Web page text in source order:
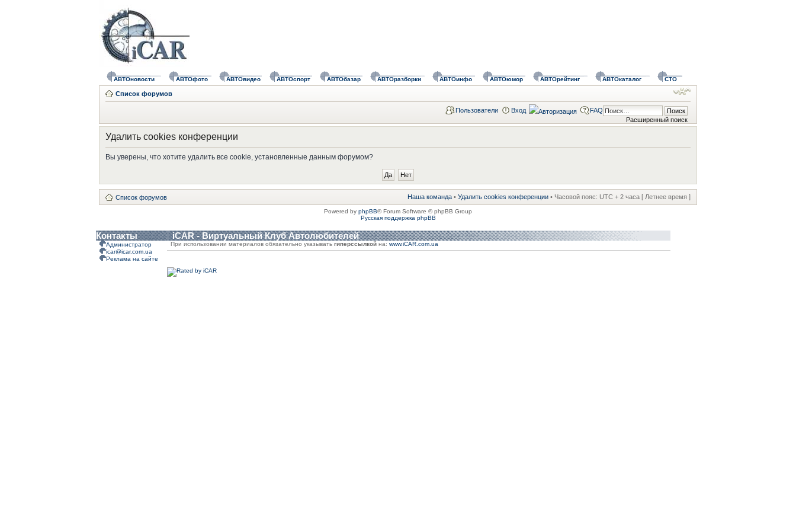
АВТОновости АВТОфото АВТОвидео АВТОспорт АВТОбазар АВТОразборки АВТОинфо АВТОюмор АВТОрейтинг АВТОкаталог СТО
Список форумов
Расширенный поиск
Пользователи Вход FAQ
Удалить cookies конференции
Вы уверены, что хотите удалить все cookie, установленные данным форумом?
Список форумов Наша команда • Удалить cookies конференции • Часовой пояс: UTC + 2 часа [ Летнее время ]
Powered by phpBB® Forum Software © phpBB Group
Русская поддержка phpBB
Контакты iCAR - Виртуальный Клуб Автолюбителей
Администратор
icar@icar.com.ua
Реклама на сайте
При использовании материалов обязательно указывать гиперссылкой на: www.iCAR.com.ua